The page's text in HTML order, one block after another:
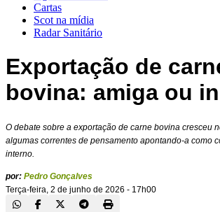
Cartas
Scot na mídia
Radar Sanitário
Exportação de
bovina: amiga ou
O debate sobre a exportação de carne bovina cresceu
algumas correntes de pensamento apontando-a como
interno.
por: Pedro Gonçalves
Terça-feira, 2 de junho de 2026 - 17h00